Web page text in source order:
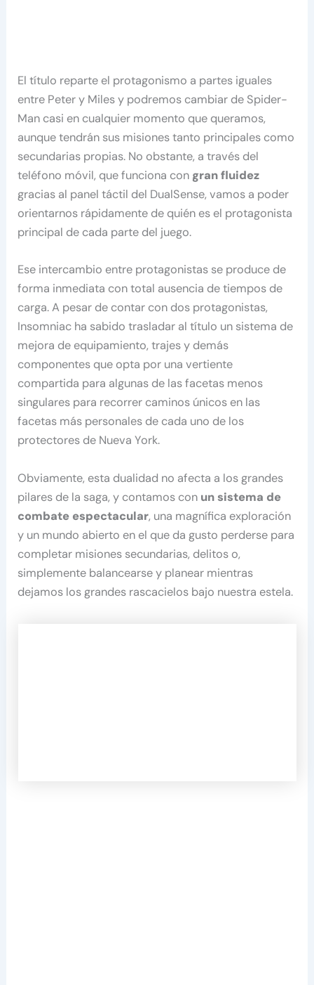
El título reparte el protagonismo a partes iguales
entre Peter y Miles y podremos cambiar de Spider-
Man casi en cualquier momento que queramos,
aunque tendrán sus misiones tanto principales como
secundarias propias. No obstante, a través del
teléfono móvil, que funciona con gran fluidez
gracias al panel táctil del DualSense, vamos a poder
orientarnos rápidamente de quién es el protagonista
principal de cada parte del juego.
Ese intercambio entre protagonistas se produce de
forma inmediata con total ausencia de tiempos de
carga. A pesar de contar con dos protagonistas,
Insomniac ha sabido trasladar al título un sistema de
mejora de equipamiento, trajes y demás
componentes que opta por una vertiente
compartida para algunas de las facetas menos
singulares para recorrer caminos únicos en las
facetas más personales de cada uno de los
protectores de Nueva York.
Obviamente, esta dualidad no afecta a los grandes
pilares de la saga, y contamos con un sistema de
combate espectacular, una magnífica exploración
y un mundo abierto en el que da gusto perderse para
completar misiones secundarias, delitos o,
simplemente balancearse y planear mientras
dejamos los grandes rascacielos bajo nuestra estela.